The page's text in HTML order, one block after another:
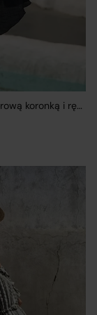
koronką i
zł.
zł.